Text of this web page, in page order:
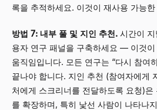
록을 추적하세요. 이것이 재사용 가능
방법 7: 내부 풀 및 지인 추천. 시간이
용자 연구 패널을 구축하세요 — 이것
움직임입니다. 모든 연구는 “다시 참여
끝나야 합니다. 지인 추천 (참여자에게
처에게 스크리너를 전달하도록 요청)은
를 확장하며, 특히 낯선 사람이 나타나